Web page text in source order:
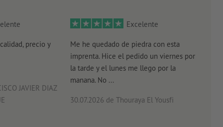
precio y
JAVIER DIAZ
Excelente
Me he quedado de piedra con esta
imprenta. Hice el pedido un viernes por
la tarde y el lunes me llego por la
manana. No ...
30.07.2026 de Thouraya El Yousfi